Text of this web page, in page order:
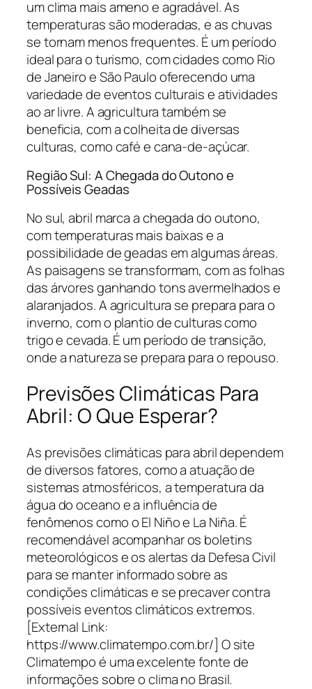
um clima mais ameno e agradável. As
temperaturas são moderadas, e as chuvas
se tornam menos frequentes. É um período
ideal para o turismo, com cidades como Rio
de Janeiro e São Paulo oferecendo uma
variedade de eventos culturais e atividades
ao ar livre. A agricultura também se
beneficia, com a colheita de diversas
culturas, como café e cana-de-açúcar.
Região Sul: A Chegada do Outono e
Possíveis Geadas
No sul, abril marca a chegada do outono,
com temperaturas mais baixas e a
possibilidade de geadas em algumas áreas.
As paisagens se transformam, com as folhas
das árvores ganhando tons avermelhados e
alaranjados. A agricultura se prepara para o
inverno, com o plantio de culturas como
trigo e cevada. É um período de transição,
onde a natureza se prepara para o repouso.
Previsões Climáticas Para
Abril: O Que Esperar?
As previsões climáticas para abril dependem
de diversos fatores, como a atuação de
sistemas atmosféricos, a temperatura da
água do oceano e a influência de
fenômenos como o El Niño e La Niña. É
recomendável acompanhar os boletins
meteorológicos e os alertas da Defesa Civil
para se manter informado sobre as
condições climáticas e se precaver contra
possíveis eventos climáticos extremos.
[External Link:
https://www.climatempo.com.br/] O site
Climatempo é uma excelente fonte de
informações sobre o clima no Brasil.